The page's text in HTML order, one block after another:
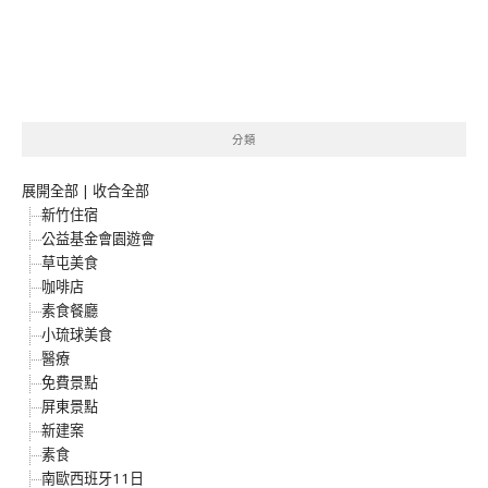
分類
展開全部 | 收合全部
新竹住宿
公益基金會園遊會
草屯美食
咖啡店
素食餐廳
小琉球美食
醫療
免費景點
屏東景點
新建案
素食
南歐西班牙11日